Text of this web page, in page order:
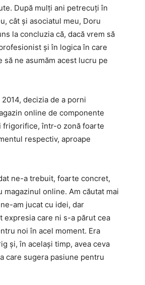
După mulți ani petrecuți în
cât și asociatul meu, Doru
la concluzia că, dacă vrem să
și în logica în care
să ne asumăm acest lucru pe
decizia de a porni
online de componente
frigorifice, într-o zonă foarte
respectiv, aproape
ne-a trebuit, foarte concret,
magazinul online. Am căutat mai
am jucat cu idei, dar
expresia care ni s-a părut cea
noi în acel moment. Era
și, în același timp, avea ceva
care sugera pasiune pentru